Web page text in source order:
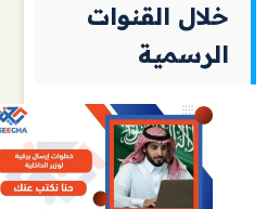
خلال القنوات
الرسمية